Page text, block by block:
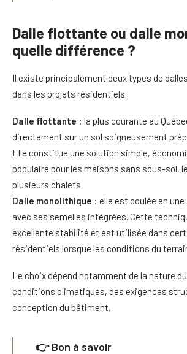
Dalle flottante ou dalle
quelle différence ?
Il existe principalement deux types de
dans les projets résidentiels.
Dalle flottante : la plus courante au
directement sur un sol soigneusement
Elle constitue une solution simple,
populaire pour les maisons sans sous-sol,
plusieurs chalets.
Dalle monolithique : elle est coulée en
avec ses semelles intégrées. Cette
excellente stabilité et est utilisée dans
résidentiels lorsque les conditions du
Le choix dépend notamment de la nature
conditions climatiques, des exigences
conception du bâtiment.
👉 Bon à savoir